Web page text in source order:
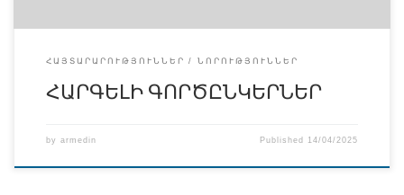
ՀԱՅՏԱՐԱՐՈՒԹՅՈՒՆՆԵՐ ՆՈՐՈՒԹՅՈՒՆՆԵՐ
ՀԱՐԳԵԼԻ ԳՈՐԾԸՆԿԵՐՆԵՐ
by armedin Published 14/04/2025